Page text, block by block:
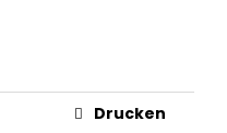
Drucken